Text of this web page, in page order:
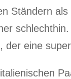
Ständern
eine